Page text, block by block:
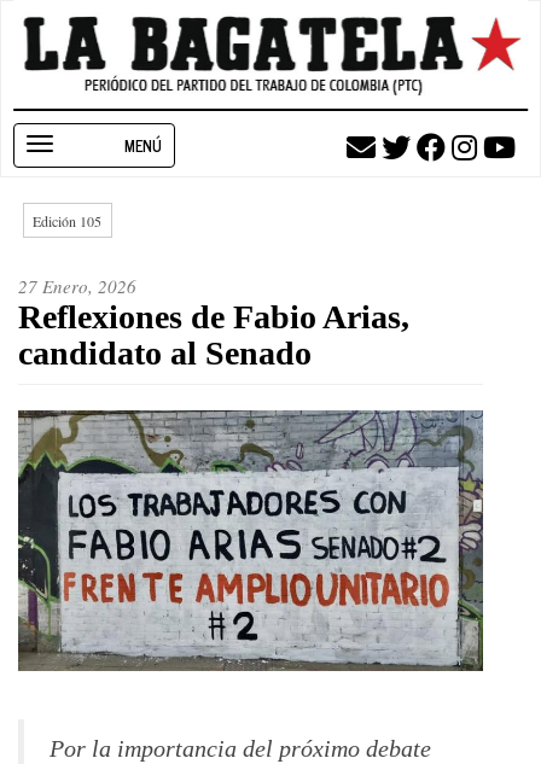
Pasar
contenido
navigation
Edición 105
27 Enero, 2026
Reflexiones de Fabio Arias,
candidato al Senado
Por la importancia del próximo debate